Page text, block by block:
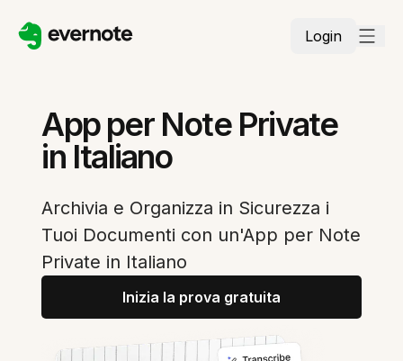
Login
App per Note Private
in Italiano
Archivia e Organizza in Sicurezza i
Tuoi Documenti con un'App per Note
Private in Italiano
Inizia la prova gratuita